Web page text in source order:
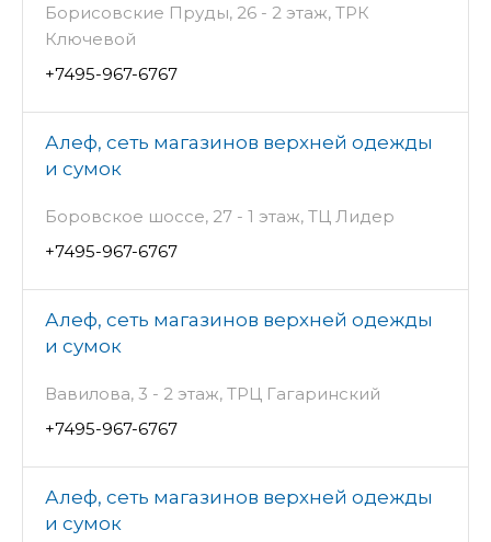
Борисовские Пруды, 26 - 2 этаж, ТРК
Ключевой
+7495-967-6767
Алеф, сеть магазинов верхней одежды
и сумок
Боровское шоссе, 27 - 1 этаж, ТЦ Лидер
+7495-967-6767
Алеф, сеть магазинов верхней одежды
и сумок
Вавилова, 3 - 2 этаж, ТРЦ Гагаринский
+7495-967-6767
Алеф, сеть магазинов верхней одежды
и сумок